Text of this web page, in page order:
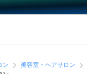
ン 美容室・ヘアサロン